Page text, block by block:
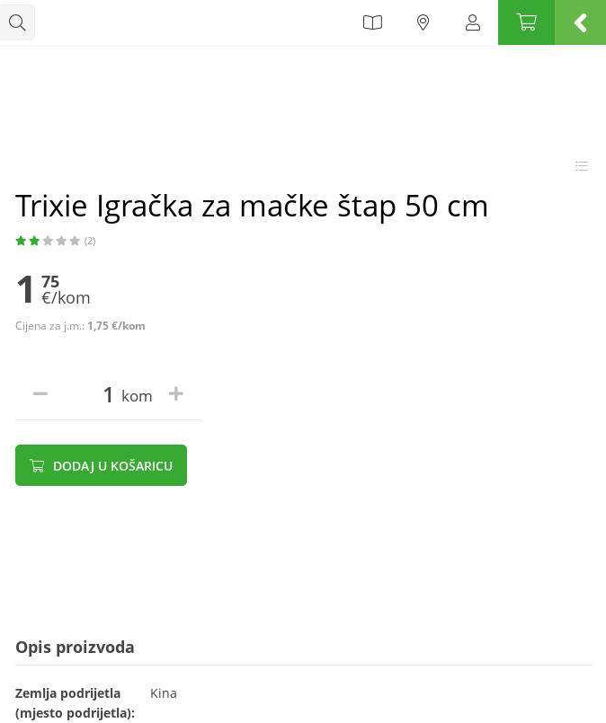
Trixie Igračka za mačke štap 50 cm
(2)
1 75
€/kom
Cijena za j.m.: 1,75 €/kom
kom
DODAJ U KOŠARICU
Opis proizvoda
Zemlja podrijetla
(mjesto podrijetla):
Kina